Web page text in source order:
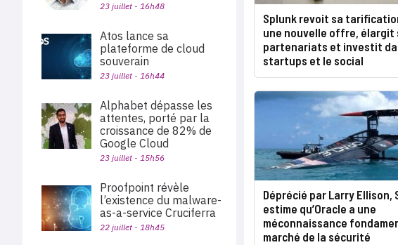
Splunk revoit sa
une nouvelle offre, élargit
partenariats et investit
startups et le social
Déprécié par Larry Ellison,
estime qu’Oracle a une
méconnaissance
marché de la sécurité
23 juillet - 16h48
Atos lance sa
plateforme de cloud
souverain
23 juillet - 16h44
Alphabet dépasse les
attentes, porté par la
croissance de 82% de
Google Cloud
23 juillet - 15h56
Proofpoint révèle
l’existence du malware-
as-a-service Cruciferra
22 juillet - 18h45